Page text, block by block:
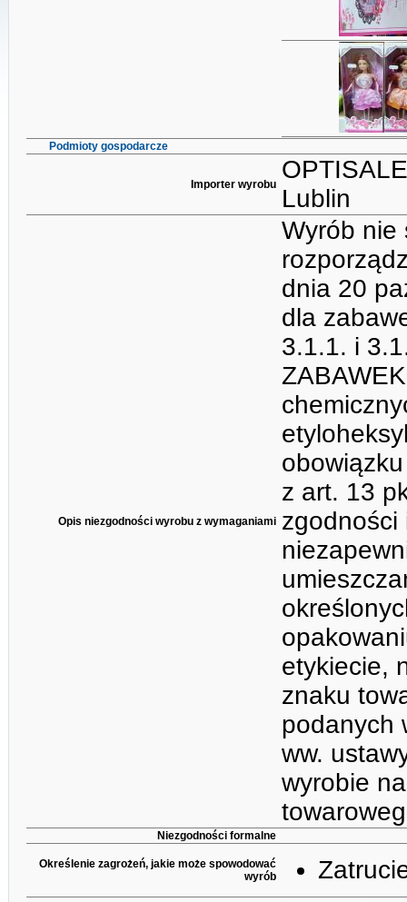
Podmioty gospodarcze
Importer wyrobu
Lublin
Opis niezgodności wyrobu z wymaganiami
Wyrób nie
dnia 20
dla
3.1.1. i
z art. 13
zgodności
etykiecie,
znaku
podanych
ww.
wyrobie
Niezgodności formalne
Określenie zagrożeń, jakie może spowodować
wyrób